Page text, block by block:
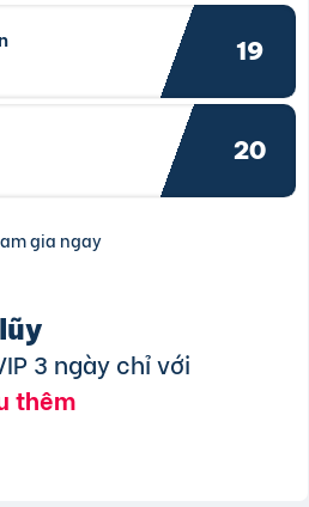
19
20
gia ngay
3 ngày chỉ với
thêm